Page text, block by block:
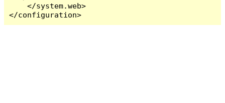
    </system.web>
</configuration>